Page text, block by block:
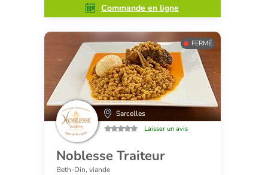
Commande en ligne
FERMÉ
Sarcelles
Laisser un avis
Noblesse Traiteur
Beth-Din, viande